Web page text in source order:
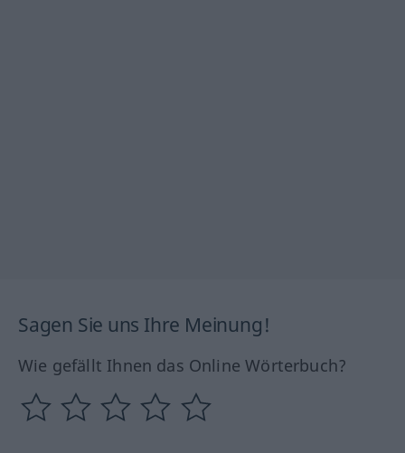
Sagen Sie uns Ihre Meinung!
Wie gefällt Ihnen das Online Wörterbuch?